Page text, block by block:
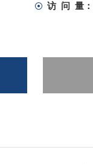
访 问 量：